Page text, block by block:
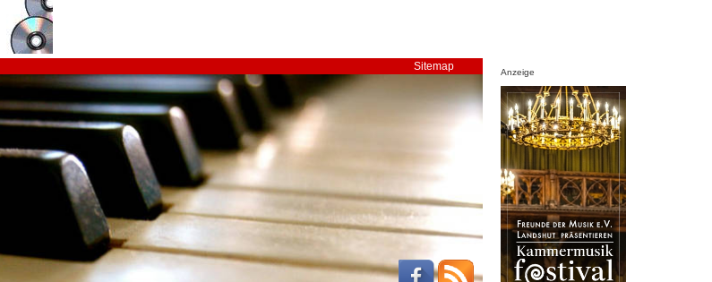
Sitemap Anzeige